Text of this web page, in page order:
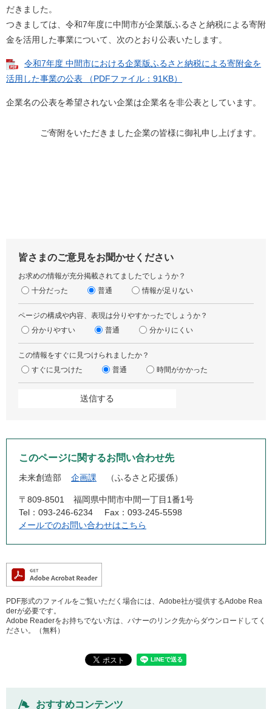
だきました。
つきましては、令和7年度に中間市が企業版ふるさと納税による寄附
金を活用した事業について、次のとおり公表いたします。
令和7年度 中間市における企業版ふるさと納税による寄附金を
活用した事業の公表 （PDFファイル：91KB）
企業名の公表を希望されない企業は企業名を非公表としています。
ご寄附をいただきました企業の皆様に御礼申し上げます。
皆さまのご意見をお聞かせください
お求めの情報が充分掲載されてましたでしょうか？
十分だった
普通 情報が足りない
ページの構成や内容、表現は分りやすかったでしょうか？
分かりやすい
普通 分かりにくい
この情報をすぐに見つけられましたか？
すぐに見つけた
普通 時間がかかった
このページに関するお問い合わせ先
未来創造部 企画課 ふるさと応援係
〒809-8501
福岡県中間市中間一丁目1番1号
Tel：093-246-6234
Fax：093-245-5598
メールでのお問い合わせはこちら
PDF形式のファイルをご覧いただく場合には、Adobe社が提供するAdobe Rea
derが必要です。
Adobe Readerをお持ちでない方は、バナーのリンク先からダウンロードしてく
ださい。（無料）
おすすめコンテンツ